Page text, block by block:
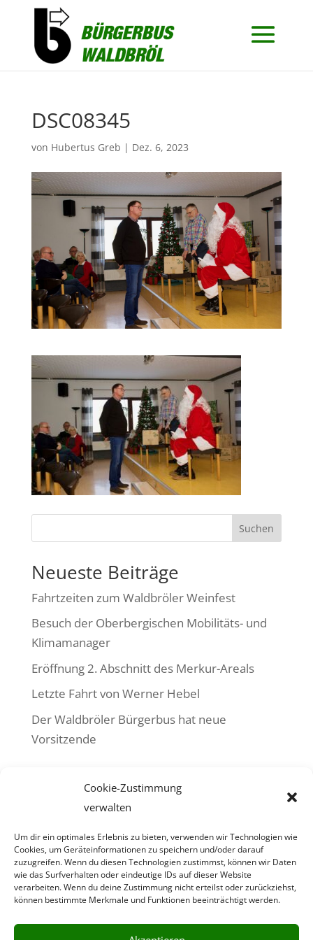
Cookie-Zustimmung
verwalten
Um dir ein optimales Erlebnis zu bieten, verwenden wir Technologien wie
Cookies, um Geräteinformationen zu speichern und/oder darauf
zuzugreifen. Wenn du diesen Technologien zustimmst, können wir Daten
wie das Surfverhalten oder eindeutige IDs auf dieser Website
verarbeiten. Wenn du deine Zustimmung nicht erteilst oder zurückziehst,
können bestimmte Merkmale und Funktionen beeinträchtigt werden.
DSC08345
von Hubertus Greb | Dez. 6, 2023
Suchen
Neueste Beiträge
Fahrtzeiten zum Waldbröler Weinfest
Besuch der Oberbergischen Mobilitäts- und
Klimamanager
Eröffnung 2. Abschnitt des Merkur-Areals
Letzte Fahrt von Werner Hebel
Der Waldbröler Bürgerbus hat neue
Vorsitzende
Neueste Kommentare
Es sind keine Kommentare vorhanden.
Bürgerbusverein Waldbröl e. V.
Heidbergweg 32 · 51545 Waldbröl